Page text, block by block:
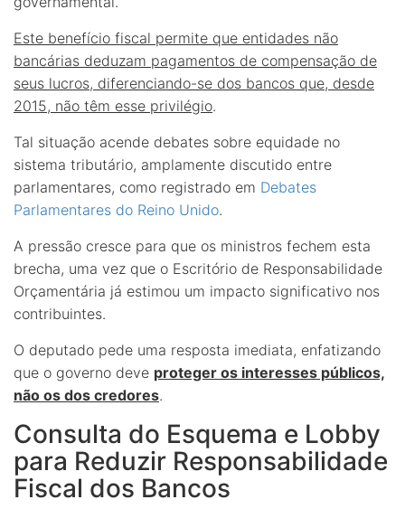
Este benefício fiscal permite que entidades não
bancárias deduzam pagamentos de compensação de
seus lucros, diferenciando-se dos bancos que, desde
2015, não têm esse privilégio.
Tal situação acende debates sobre equidade no
sistema tributário, amplamente discutido entre
parlamentares, como registrado em Debates
Parlamentares do Reino Unido.
A pressão cresce para que os ministros fechem esta
brecha, uma vez que o Escritório de Responsabilidade
Orçamentária já estimou um impacto significativo nos
contribuintes.
O deputado pede uma resposta imediata, enfatizando
que o governo deve proteger os interesses públicos,
não os dos credores.
Consulta do Esquema e Lobby
para Reduzir Responsabilidade
Fiscal dos Bancos